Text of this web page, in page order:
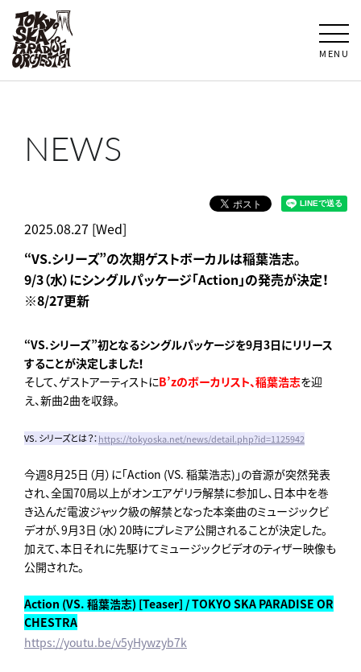
MENU
NEWS
2025.08.27 [Wed]
“VS.シリーズ”の次期ゲストボーカルは稲葉浩志。
9/3（水）にシングルパッケージ「Action」の発売が決定！
※8/27更新
“VS.シリーズ”初となるシングルパッケージを9月3日にリリース
することが決定しました！
そして、ゲストアーティストにB’zのボーカリスト、稲葉浩志を迎
え、新曲2曲を収録。
VS. シリーズとは？：https://tokyoska.net/news/detail.php?id=1125942
今週8月25日（月）に「Action (VS. 稲葉浩志)」の音源が突然発表
され、全国70局以上がオンエアゲリラ解禁に参加し、日本中を巻
き込んだ電波ジャック級の解禁となった本楽曲のミュージックビ
デオが、9月3日（水）20時にプレミア公開されることが決定した。
加えて、本日それに先駆けてミュージックビデオのティザー映像も
公開された。
Action (VS. 稲葉浩志) [Teaser] / TOKYO SKA PARADISE OR
CHESTRA
https://youtu.be/v5yHywzyb7k